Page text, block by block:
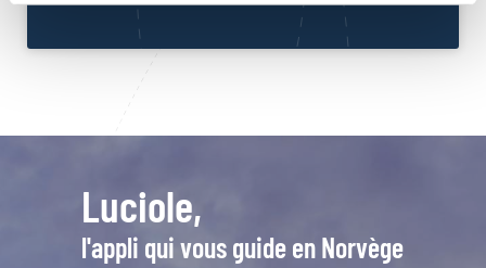
Luciole,
l'appli qui vous guide en Norvège